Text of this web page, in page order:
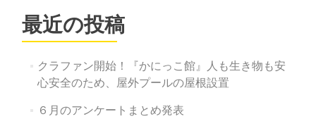
最近の投稿
クラファン開始！『かにっこ館』人も生き物も安
心安全のため、屋外プールの屋根設置
６月のアンケートまとめ発表